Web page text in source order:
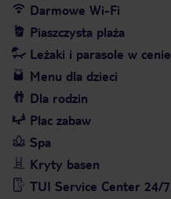
Darmowe Wi-Fi
Piaszczysta plaża
Leżaki i parasole w cenie
Menu dla dzieci
Dla rodzin
Plac zabaw
Spa
Kryty basen
TUI Service Center 24/